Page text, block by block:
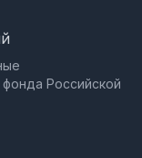
Российской